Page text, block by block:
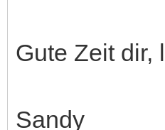
Gute Zeit dir,
Sandy